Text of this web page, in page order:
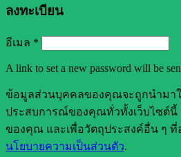
ลงทะเบียน
อีเมล *
A link to set a new password will be
ข้อมูลส่วนบุคคลของคุณจะถูกนำมา
ประสบการณ์ของคุณทั่วทั้งเว็บไซต์นี้
ของคุณ และเพื่อวัตถุประสงค์อื่น ๆ ที่
นโยบายความเป็นส่วนตัว.